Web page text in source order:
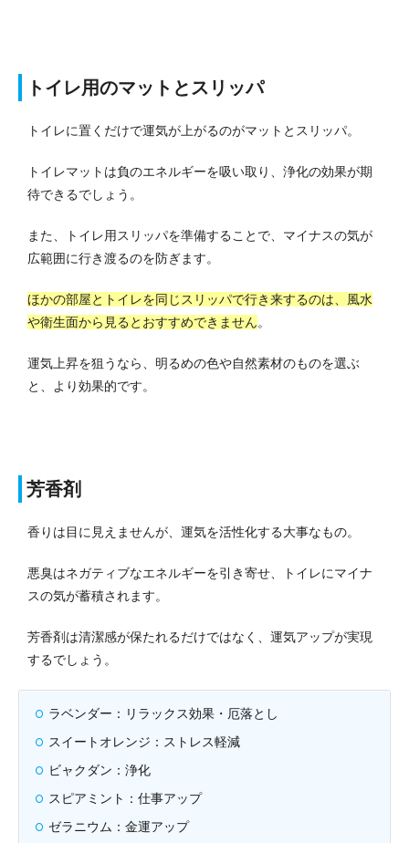
トイレ用のマットとスリッパ
トイレに置くだけで運気が上がるのがマットとスリッパ。
トイレマットは負のエネルギーを吸い取り、浄化の効果が期
待できるでしょう。
また、トイレ用スリッパを準備することで、マイナスの気が
広範囲に行き渡るのを防ぎます。
ほかの部屋とトイレを同じスリッパで行き来するのは、風水
や衛生面から見るとおすすめできません。
運気上昇を狙うなら、明るめの色や自然素材のものを選ぶ
と、より効果的です。
芳香剤
香りは目に見えませんが、運気を活性化する大事なもの。
悪臭はネガティブなエネルギーを引き寄せ、トイレにマイナ
スの気が蓄積されます。
芳香剤は清潔感が保たれるだけではなく、運気アップが実現
するでしょう。
ラベンダー：リラックス効果・厄落とし
スイートオレンジ：ストレス軽減
ビャクダン：浄化
スピアミント：仕事アップ
ゼラニウム：金運アップ